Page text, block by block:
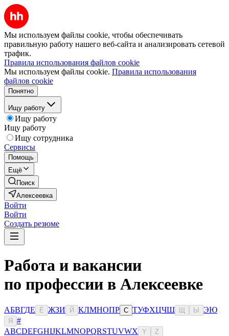
Мы используем файлы cookie, чтобы обеспечивать
правильную работу нашего веб-сайта и анализировать сетевой
трафик.
Правила использования файлов cookie
Мы используем файлы cookie. Правила использования
файлов cookie
Понятно
Ищу работу
Ищу работу
Ищу работу
Ищу сотрудника
Сервисы
Помощь
Ещё
Поиск
Алексеевка
Войти
Войти
Создать резюме
Работа и вакансии
по профессии в Алексеевке
АБВГДЕ Ё ЖЗИ Й КЛМНОПР С ТУФХЦЧШ Ы ЭЮ
Я
#
ABCDEFGHIJKLMNOPQRSTUVWX Y Z